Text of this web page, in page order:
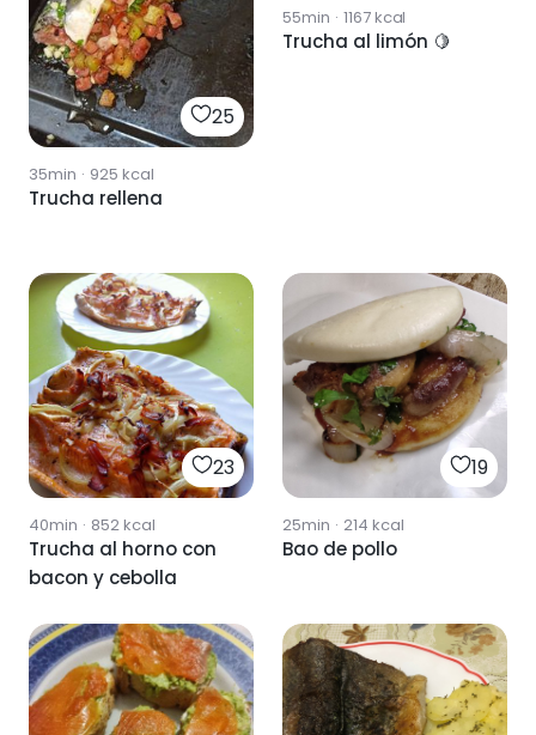
25
35min · 925 kcal
Trucha rellena
55min · 1167kcal
Trucha al limón 🍋
23
40min · 852kcal
Trucha al horno con
bacon y cebolla
19
25min · 214 kcal
Bao de pollo